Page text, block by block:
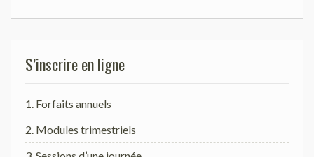
S’inscrire en ligne
1. Forfaits annuels
2. Modules trimestriels